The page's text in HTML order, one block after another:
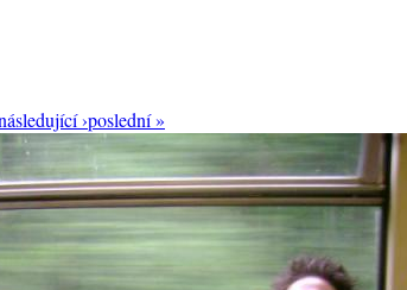
›poslední »